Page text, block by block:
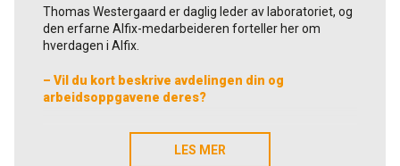
Thomas Westergaard er daglig leder av laboratoriet, og
den erfarne Alfix-medarbeideren forteller her om
hverdagen i Alfix.
– Vil du kort beskrive avdelingen din og
arbeidsoppgavene deres?
Laboratorieoppgavene omfatter kontroll av råvarer og
ferdige produkt. Dette utfører laboratoriet parallelt med
LES MER
LES MER